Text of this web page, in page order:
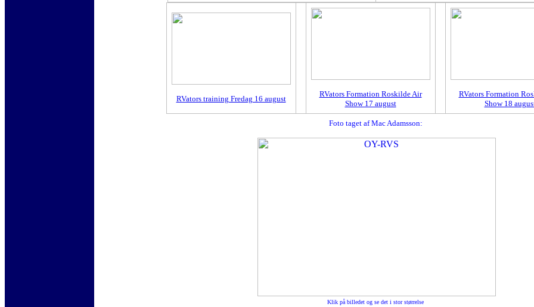
RVators training Fredag 16 august
RVators Formation Roskilde Air
Show 17 august
RVators Formation
Show 18
Foto taget af Mac Adamsson:
Klik på billedet og se det i stor størrelse